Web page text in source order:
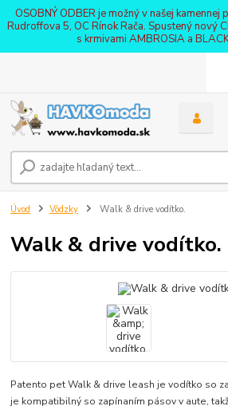
OSOBNÝ ODBER je možný v našej
Rudroffova 5, OC Rínok Rača. Spustený nový
s krmivami AMBROSIA a
Úvod Vôdzky Walk & drive vodítko.
Walk & drive vodítko.
Patento pet Walk & drive leash je vodítko so
je kompatibilný so zapínaním pásov v aute,